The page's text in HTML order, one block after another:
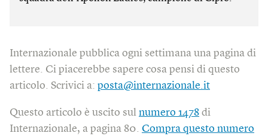
Internazionale pubblica ogni settimana una pagina di
lettere. Ci piacerebbe sapere cosa pensi di questo
articolo. Scrivici a: posta@internazionale.it
Questo articolo è uscito sul numero 1478 di
Internazionale, a pagina 80. Compra questo numero